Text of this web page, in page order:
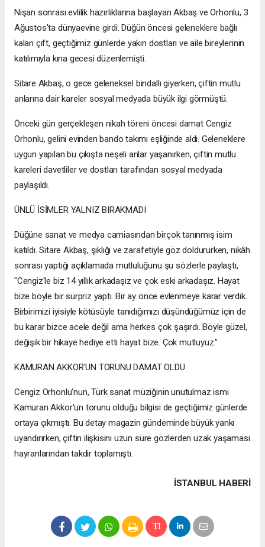
Nişan sonrası evlilik hazırlıklarına başlayan Akbaş ve Orhonlu, 3
Ağustos'ta dünyaevine girdi. Düğün öncesi geleneklere bağlı
kalan çift, geçtiğimiz günlerde yakın dostları ve aile bireylerinin
katılımıyla kına gecesi düzenlemişti.
Sitare Akbaş, o gece geleneksel bindallı giyerken, çiftin mutlu
anlarına dair kareler sosyal medyada büyük ilgi görmüştü.
Önceki gün gerçekleşen nikah töreni öncesi damat Cengiz
Orhonlu, gelini evinden bando takımı eşliğinde aldı. Geleneklere
uygun yapılan bu çıkışta neşeli anlar yaşanırken, çiftin mutlu
kareleri davetliler ve dostları tarafından sosyal medyada
paylaşıldı.
ÜNLÜ İSİMLER YALNIZ BIRAKMADI
Düğüne sanat ve medya camiasından birçok tanınmış isim
katıldı. Sitare Akbaş, şıklığı ve zarafetiyle göz doldururken, nikâh
sonrası yaptığı açıklamada mutluluğunu şu sözlerle paylaştı,
"Cengiz'le biz 14 yıllık arkadaşız ve çok eski arkadaşız. Hayat
bize böyle bir sürpriz yaptı. Bir ay önce evlenmeye karar verdik.
Birbirimizi iyisiyle kötüsüyle tanıdığımızı düşündüğümüz için de
bu karar bizce acele değil ama herkes çok şaşırdı. Böyle güzel,
değişik bir hikaye hediye etti hayat bize. Çok mutluyuz."
KAMURAN AKKOR'UN TORUNU DAMAT OLDU
Cengiz Orhonlu'nun, Türk sanat müziğinin unutulmaz ismi
Kamuran Akkor'un torunu olduğu bilgisi de geçtiğimiz günlerde
ortaya çıkmıştı. Bu detay magazin gündeminde büyük yankı
uyandırırken, çiftin ilişkisini uzun süre gözlerden uzak yaşaması
hayranlarından takdir toplamıştı.
İSTANBUL HABERİ